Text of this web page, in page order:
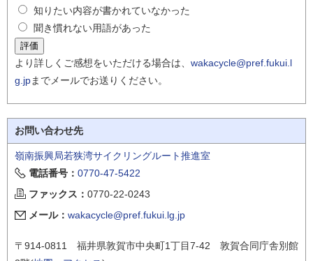
知りたい内容が書かれていなかった
聞き慣れない用語があった
より詳しくご感想をいただける場合は、 wakacycle@pref.fukui.l
g.jpまでメールでお送りください。
お問い合わせ先
嶺南振興局若狭湾サイクリングルート推進室
電話番号： 0770-47-5422
ファックス： 0770-22-0243
メール： wakacycle@pref.fukui.lg.jp
〒914-0811 福井県敦賀市中央町1丁目7-42 敦賀合同庁舎別館